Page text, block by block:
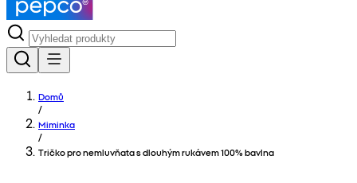
Domů
/
Miminka
/
Tričko pro nemluvňata s dlouhým rukávem 100% bavlna